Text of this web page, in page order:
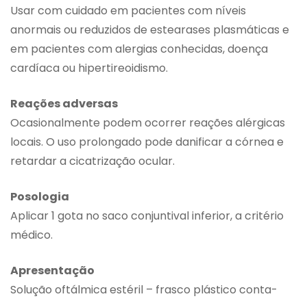
Usar com cuidado em pacientes com níveis
anormais ou reduzidos de estearases plasmáticas e
em pacientes com alergias conhecidas, doença
cardíaca ou hipertireoidismo.
Reações adversas
Ocasionalmente podem ocorrer reações alérgicas
locais. O uso prolongado pode danificar a córnea e
retardar a cicatrização ocular.
Posologia
Aplicar 1 gota no saco conjuntival inferior, a critério
médico.
Apresentação
Solução oftálmica estéril – frasco plástico conta-